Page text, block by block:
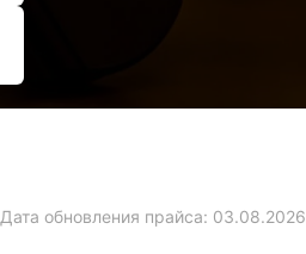
Дата обновления прайса: 03.08.2026